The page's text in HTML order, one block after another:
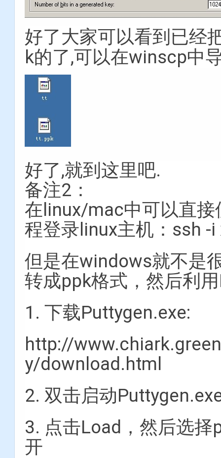
好了大家可以看到已经
k的了,可以在winscp中
好了,就到这里吧.
备注2：
在linux/mac中可以直
程登录linux主机：ssh -
但是在windows就不是
转成ppk格式，然后利
1. 下载Puttygen.exe:
http://
y/download.html
2. 双击启动
3. 点击Load，然后选
开